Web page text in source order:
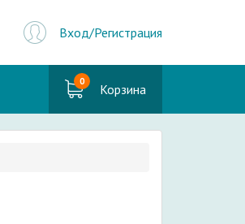
Вход/Регистрация
0 Корзина